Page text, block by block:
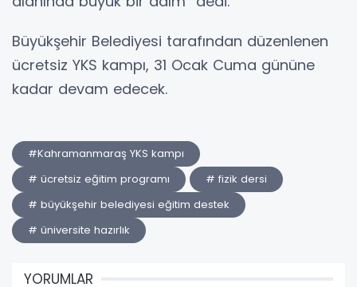
Büyükşehir Belediyesi tarafından düzenlenen
ücretsiz YKS kampı, 31 Ocak Cuma gününe
kadar devam edecek.
#Kahramanmaraş YKS kampı
# ücretsiz eğitim programı
# fizik dersi
# büyükşehir belediyesi eğitim destek
# üniversite hazırlık
YORUMLAR